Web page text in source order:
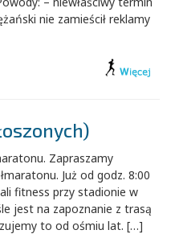
nie zamieścił reklamy
Zapraszamy
Już od godz. 8:00
fitness przy stadionie w
jest na zapoznanie z trasą
to od ośmiu lat. […]